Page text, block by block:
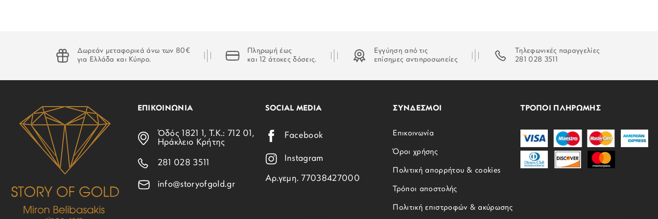
Δωρεάν μεταφορικά άνω των 80€
για Ελλάδα και Κύπρο.
Πληρωμή έως
και 12 άτοκες δόσεις.
Εγγύηση από τις
επίσημες αντιπροσωπείες
Τηλεφωνικές παραγγελίες
281 028 3511
ΕΠΙΚΟΙΝΩΝΙΑ
Ὁδός 1821 1, Τ.Κ.: 712 01,
Ηράκλειο Κρήτης
281 028 3511
info@storyofgold.gr
SOCIAL MEDIA
Facebook
Instagram
Αρ.γεμη. 77038427000
ΣΥΝΔΕΣΜΟΙ
Επικοινωνία
Όροι χρήσης
Πολιτική απορρήτου & cookies
Τρόποι αποστολής
Πολιτική επιστροφών & ακύρωσης
ΤΡΟΠΟΙ ΠΛΗΡΩΜΗΣ